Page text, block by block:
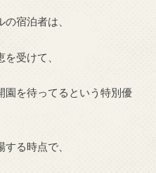
宿泊者は、
受けて、
園を待ってるという特別優
る時点で、